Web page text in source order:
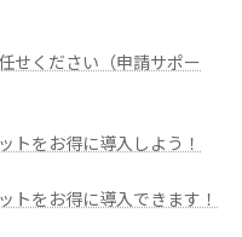
せください（申請サポー
トをお得に導入しよう！
トをお得に導入できます！